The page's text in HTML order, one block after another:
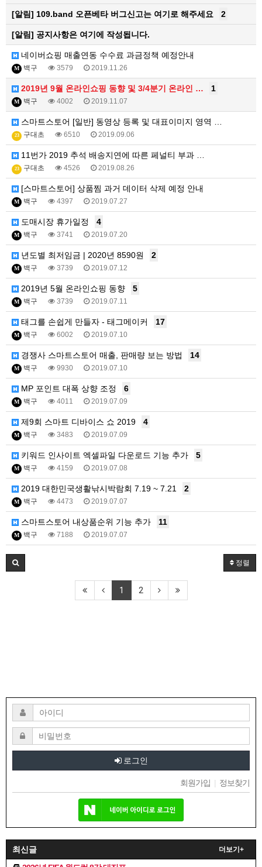
[알림] 109.band 오픈베타 버그신고는 여기로 해주세요 2
[알림] 공지사항은 여기에 작성됩니다.
네이버쇼핑 매출연동 수수료 과금정책 예정안내
M 백구 3579 2019.11.26
2019년 9월 온라인쇼핑 동향 및 3/4분기 온라인 … 1
M 백구 4002 2019.11.07
스마트스토어 [일반] 동영상 등록 및 대표이미지 영역 …
23 구대초 6510 2019.09.06
11번가 2019 추석 배송지연에 따른 페널티 부과 …
23 구대초 4526 2019.08.26
[스마트스토어] 상품찜 과거 데이터 삭제 예정 안내
M 백구 4397 2019.07.27
도매시장 휴가일정 4
M 백구 3741 2019.07.20
년도별 최저임금 | 2020년 8590원 2
M 백구 3739 2019.07.12
2019년 5월 온라인쇼핑 동향 5
M 백구 3739 2019.07.11
태그를 손쉽게 만들자 - 태그메이커 17
M 백구 6002 2019.07.10
경쟁사 스마트스토어 매출, 판매량 보는 방법 14
M 백구 9930 2019.07.10
MP 포인트 대폭 상향 조정 6
M 백구 4011 2019.07.09
제9회 스마트 디바이스 쇼 2019 4
M 백구 3483 2019.07.09
키워드 인사이트 엑셀파일 다운로드 기능 추가 5
M 백구 4159 2019.07.08
2019 대한민국생활낚시박람회 7.19 ~ 7.21 2
M 백구 4473 2019.07.07
스마트스토어 내상품순위 기능 추가 11
M 백구 7188 2019.07.07
정렬
1 2
로그인
회원가입 | 정보찾기
최신글 더보기+